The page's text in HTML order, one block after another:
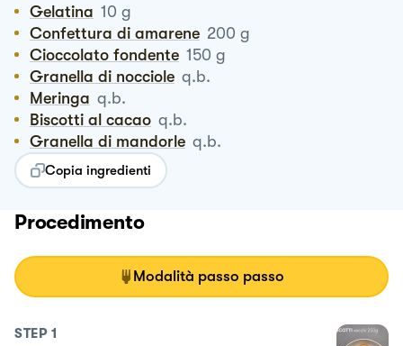
Gelatina 10 g
Confettura di amarene 200 g
Cioccolato fondente 150 g
Granella di nocciole q.b.
Meringa q.b.
Biscotti al cacao q.b.
Granella di mandorle q.b.
Copia ingredienti
Procedimento
Modalità passo passo
STEP 1